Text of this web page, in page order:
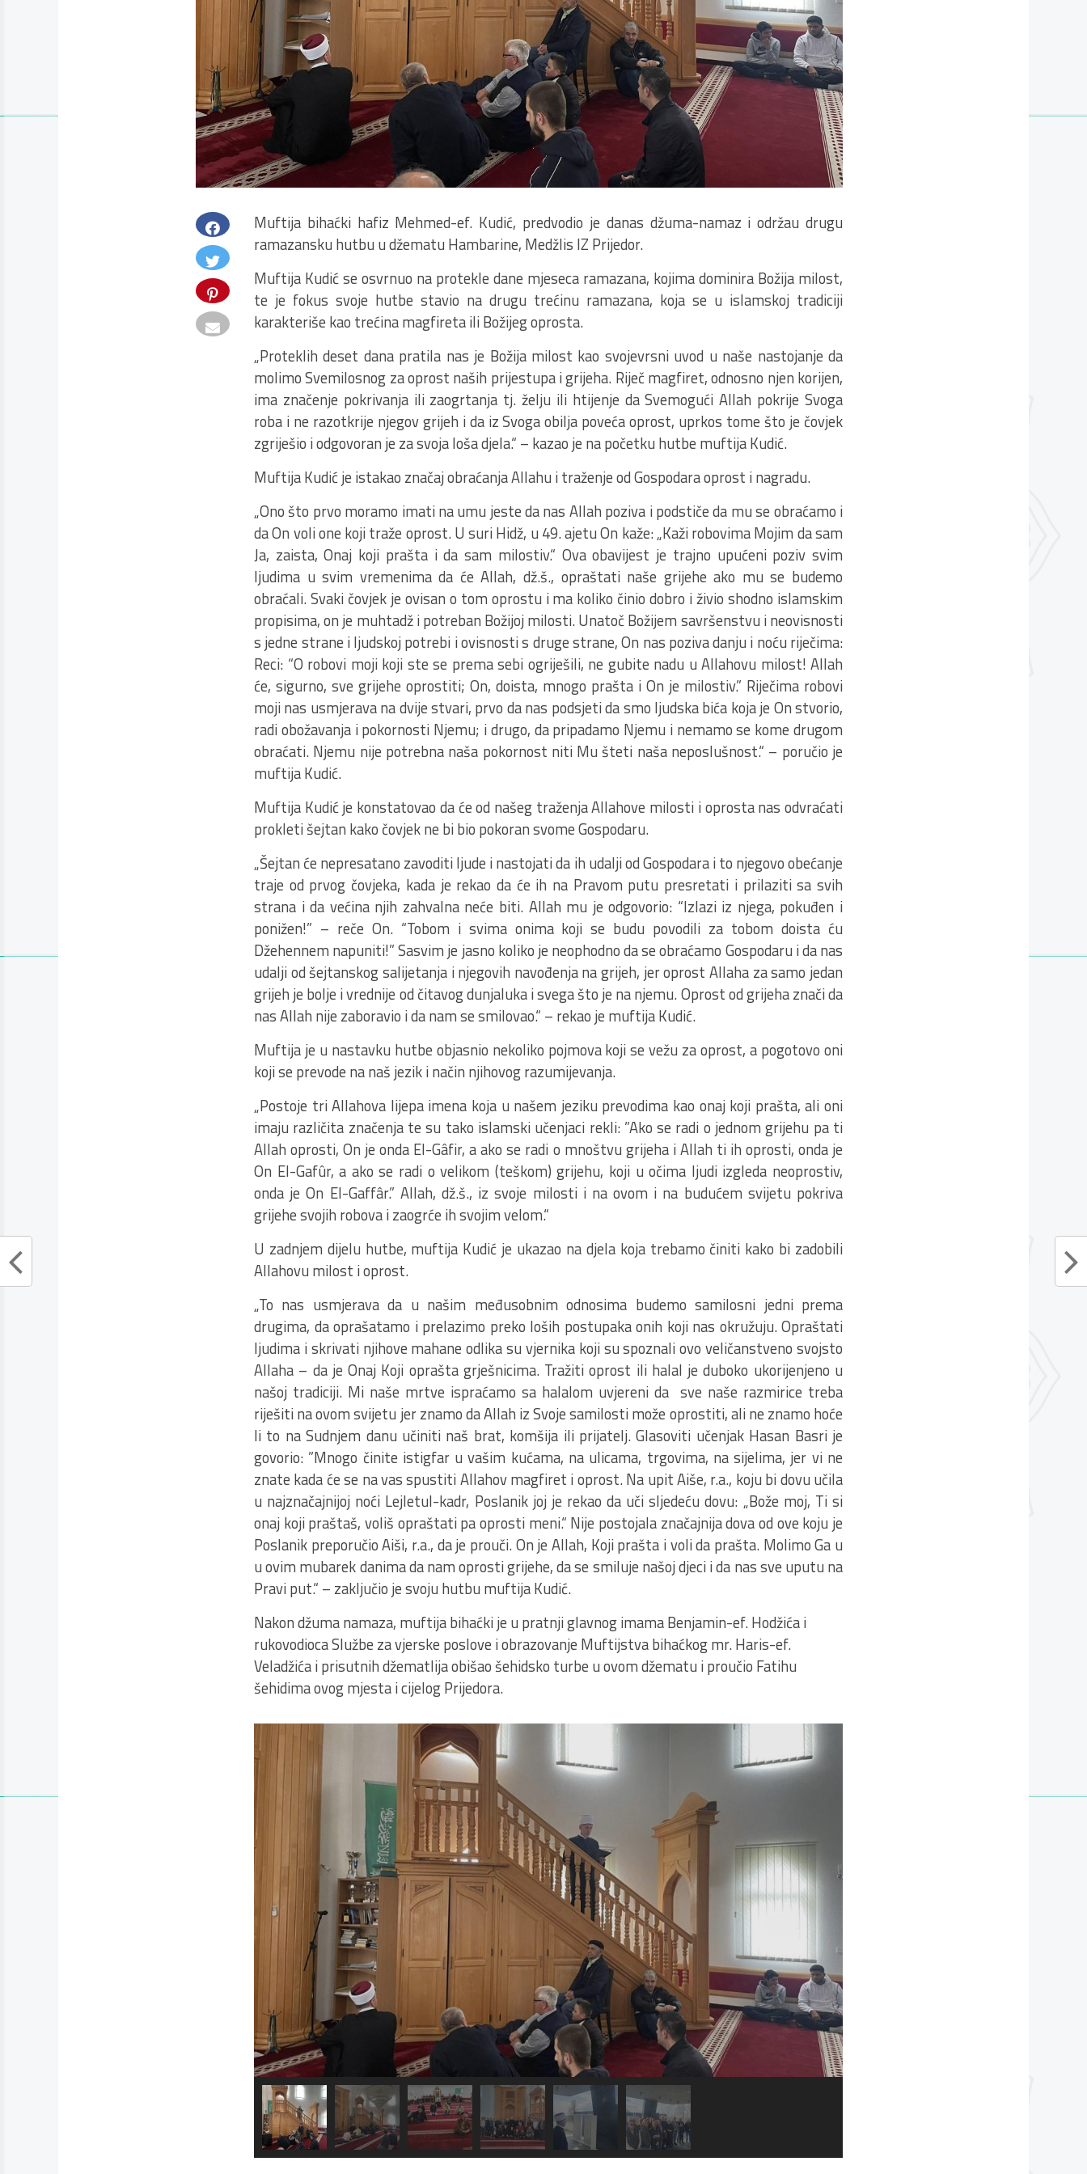
Muftija bihaćki hafiz Mehmed-ef. Kudić, predvodio je danas džuma-namaz i održau drugu
ramazansku hutbu u džematu Hambarine, Medžlis IZ Prijedor.
Muftija Kudić se osvrnuo na protekle dane mjeseca ramazana, kojima dominira Božija milost,
te je fokus svoje hutbe stavio na drugu trećinu ramazana, koja se u islamskoj tradiciji
karakteriše kao trećina magfireta ili Božijeg oprosta.
„Proteklih deset dana pratila nas je Božija milost kao svojevrsni uvod u naše nastojanje da
molimo Svemilosnog za oprost naših prijestupa i grijeha. Riječ magfiret, odnosno njen korijen,
ima značenje pokrivanja ili zaogrtanja tj. želju ili htijenje da Svemogući Allah pokrije Svoga
roba i ne razotkrije njegov grijeh i da iz Svoga obilja poveća oprost, uprkos tome što je čovjek
zgriješio i odgovoran je za svoja loša djela.“ – kazao je na početku hutbe muftija Kudić.
Muftija Kudić je istakao značaj obraćanja Allahu i traženje od Gospodara oprost i nagradu.
„Ono što prvo moramo imati na umu jeste da nas Allah poziva i podstiče da mu se obraćamo i
da On voli one koji traže oprost. U suri Hidž, u 49. ajetu On kaže: „Kaži robovima Mojim da sam
Ja, zaista, Onaj koji prašta i da sam milostiv.“ Ova obavijest je trajno upućeni poziv svim
ljudima u svim vremenima da će Allah, dž.š., opraštati naše grijehe ako mu se budemo
obraćali. Svaki čovjek je ovisan o tom oprostu i ma koliko činio dobro i živio shodno islamskim
propisima, on je muhtadž i potreban Božijoj milosti. Unatoč Božijem savršenstvu i neovisnosti
s jedne strane i ljudskoj potrebi i ovisnosti s druge strane, On nas poziva danju i noću riječima:
Reci: “O robovi moji koji ste se prema sebi ogriješili, ne gubite nadu u Allahovu milost! Allah
će, sigurno, sve grijehe oprostiti; On, doista, mnogo prašta i On je milostiv.” Riječima robovi
moji nas usmjerava na dvije stvari, prvo da nas podsjeti da smo ljudska bića koja je On stvorio,
radi obožavanja i pokornosti Njemu; i drugo, da pripadamo Njemu i nemamo se kome drugom
obraćati. Njemu nije potrebna naša pokornost niti Mu šteti naša neposlušnost.“ – poručio je
muftija Kudić.
Muftija Kudić je konstatovao da će od našeg traženja Allahove milosti i oprosta nas odvraćati
prokleti šejtan kako čovjek ne bi bio pokoran svome Gospodaru.
„Šejtan će nepresatano zavoditi ljude i nastojati da ih udalji od Gospodara i to njegovo obećanje
traje od prvog čovjeka, kada je rekao da će ih na Pravom putu presretati i prilaziti sa svih
strana i da većina njih zahvalna neće biti. Allah mu je odgovorio: “Izlazi iz njega, pokuđen i
ponižen!” – reče On. “Tobom i svima onima koji se budu povodili za tobom doista ću
Džehennem napuniti!” Sasvim je jasno koliko je neophodno da se obraćamo Gospodaru i da nas
udalji od šejtanskog salijetanja i njegovih navođenja na grijeh, jer oprost Allaha za samo jedan
grijeh je bolje i vrednije od čitavog dunjaluka i svega što je na njemu. Oprost od grijeha znači da
nas Allah nije zaboravio i da nam se smilovao.“ – rekao je muftija Kudić.
Muftija je u nastavku hutbe objasnio nekoliko pojmova koji se vežu za oprost, a pogotovo oni
koji se prevode na naš jezik i način njihovog razumijevanja.
„Postoje tri Allahova lijepa imena koja u našem jeziku prevodima kao onaj koji prašta, ali oni
imaju različita značenja te su tako islamski učenjaci rekli: ”Ako se radi o jednom grijehu pa ti
Allah oprosti, On je onda El-Gâfir, a ako se radi o mnoštvu grijeha i Allah ti ih oprosti, onda je
On El-Gafûr, a ako se radi o velikom (teškom) grijehu, koji u očima ljudi izgleda neoprostiv,
onda je On El-Gaffâr.” Allah, dž.š., iz svoje milosti i na ovom i na budućem svijetu pokriva
grijehe svojih robova i zaogrće ih svojim velom.“
U zadnjem dijelu hutbe, muftija Kudić je ukazao na djela koja trebamo činiti kako bi zadobili
Allahovu milost i oprost.
„To nas usmjerava da u našim međusobnim odnosima budemo samilosni jedni prema
drugima, da oprašatamo i prelazimo preko loših postupaka onih koji nas okružuju. Opraštati
ljudima i skrivati njihove mahane odlika su vjernika koji su spoznali ovo veličanstveno svojsto
Allaha – da je Onaj Koji oprašta grješnicima. Tražiti oprost ili halal je duboko ukorijenjeno u
našoj tradiciji. Mi naše mrtve ispraćamo sa halalom uvjereni da sve naše razmirice treba
riješiti na ovom svijetu jer znamo da Allah iz Svoje samilosti može oprostiti, ali ne znamo hoće
li to na Sudnjem danu učiniti naš brat, komšija ili prijatelj. Glasoviti učenjak Hasan Basri je
govorio: ”Mnogo činite istigfar u vašim kućama, na ulicama, trgovima, na sijelima, jer vi ne
znate kada će se na vas spustiti Allahov magfiret i oprost. Na upit Aiše, r.a., koju bi dovu učila
u najznačajnijoj noći Lejletul-kadr, Poslanik joj je rekao da uči sljedeću dovu: „Bože moj, Ti si
onaj koji praštaš, voliš opraštati pa oprosti meni.“ Nije postojala značajnija dova od ove koju je
Poslanik preporučio Aiši, r.a., da je prouči. On je Allah, Koji prašta i voli da prašta. Molimo Ga u
u ovim mubarek danima da nam oprosti grijehe, da se smiluje našoj djeci i da nas sve uputu na
Pravi put.“ – zaključio je svoju hutbu muftija Kudić.
Nakon džuma namaza, muftija bihaćki je u pratnji glavnog imama Benjamin-ef. Hodžića i
rukovodioca Službe za vjerske poslove i obrazovanje Muftijstva bihaćkog mr. Haris-ef.
Veladžića i prisutnih džematlija obišao šehidsko turbe u ovom džematu i proučio Fatihu
šehidima ovog mjesta i cijelog Prijedora.